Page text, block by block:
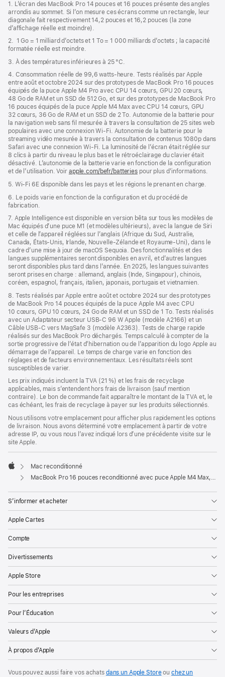
de
page
dans
une
nouvelle
1. L’écran des MacBook Pro 14 pouces et 16 pouces présente des angles
arrondis au sommet. Si l’on mesure ces écrans comme un rectangle, leur
diagonale fait respectivement 14,2 pouces et 16,2 pouces (la zone
d’affichage réelle est moindre).
2. 1 Go = 1 milliard d’octets et 1 To = 1 000 milliards d’octets ; la capacité
formatée réelle est moindre.
3. À des températures inférieures à 25 °C.
4. Consommation réelle de 99,6 watts‑heure. Tests réalisés par Apple
entre août et octobre 2024 sur des prototypes de MacBook Pro 16 pouces
équipés de la puce Apple M4 Pro avec CPU 14 cœurs, GPU 20 cœurs,
48 Go de RAM et un SSD de 512 Go, et sur des prototypes de MacBook Pro
16 pouces équipés de la puce Apple M4 Max avec CPU 14 cœurs, GPU
32 cœurs, 36 Go de RAM et un SSD de 2 To. Autonomie de la batterie pour
la navigation web sans fil mesurée à travers la consultation de 25 sites web
populaires avec une connexion Wi-Fi. Autonomie de la batterie pour le
streaming vidéo mesurée à travers la consultation de contenus 1080p dans
Safari avec une connexion Wi-Fi. La luminosité de l’écran était réglée sur
8 clics à partir du niveau le plus bas et le rétroéclairage du clavier était
désactivé. L’autonomie de la batterie varie en fonction de la configuration
et de l’utilisation. Voir apple.com/befr/batteries pour plus d’informations.
5. Wi-Fi 6E disponible dans les pays et les régions le prenant en charge.
6. Le poids varie en fonction de la configuration et du procédé de
fabrication.
7. Apple Intelligence est disponible en version bêta sur tous les modèles de
Mac équipés d’une puce M1 (et modèles ultérieurs), avec la langue de Siri
et celle de l’appareil réglées sur l’anglais (Afrique du Sud, Australie,
Canada, États-Unis, Irlande, Nouvelle-Zélande et Royaume-Uni), dans le
cadre d’une mise à jour de macOS Sequoia. Des fonctionnalités et des
langues supplémentaires seront disponibles en avril, et d’autres langues
seront disponibles plus tard dans l’année. En 2025, les langues suivantes
seront prises en charge : allemand, anglais (Inde, Singapour), chinois,
coréen, espagnol, français, italien, japonais, portugais et vietnamien.
8. Tests réalisés par Apple entre août et octobre 2024 sur des prototypes
de MacBook Pro 14 pouces équipés de la puce Apple M4 avec CPU
10 cœurs, GPU 10 cœurs, 24 Go de RAM et un SSD de 1 To. Tests réalisés
avec un Adaptateur secteur USB-C 96 W Apple (modèle A2166) et un
Câble USB-C vers MagSafe 3 (modèle A2363). Tests de charge rapide
réalisés sur des MacBook Pro déchargés. Temps calculé à compter de la
sortie progressive de l’état d’hibernation ou de l’apparition du logo Apple au
démarrage de l’appareil. Le temps de charge varie en fonction des
réglages et de facteurs environnementaux. Les résultats réels sont
susceptibles de varier.
Les prix indiqués incluent la TVA (21 %) et les frais de recyclage
applicables, mais s’entendent hors frais de livraison (sauf mention
contraire). Le bon de commande fait apparaître le montant de la TVA et, le
cas échéant, les frais de recyclage à payer sur les produits sélectionnés.
Nous utilisons votre emplacement pour afficher plus rapidement les options
de livraison. Nous avons déterminé votre emplacement à partir de votre
adresse IP, ou vous nous l’avez indiqué lors d’une précédente visite sur le
site Apple.
Apple
Mac reconditionné
MacBook Pro 16 pouces reconditionné avec puce Apple M4 Max, CPU 16 cœurs, GPU 40 cœurs et écran nano-texturé - Argent
S’informer et acheter
Apple Cartes
Compte
Divertissements
Apple Store
Pour les entreprises
Pour l’Éducation
Valeurs d’Apple
À propos d’Apple
Vous pouvez aussi faire vos achats dans un Apple Storeouchez un